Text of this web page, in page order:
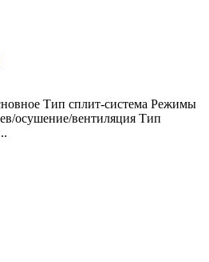
Тип сплит-система Режимы
осушение/вентиляция Тип